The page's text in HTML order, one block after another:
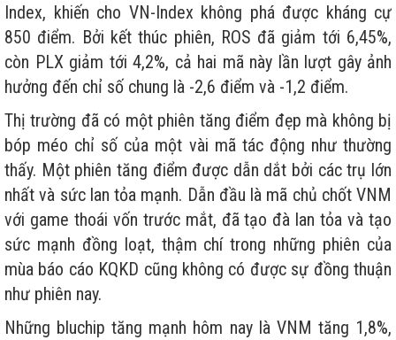
Index, khiến cho VN-Index không phá được kháng cự
850 điểm. Bởi kết thúc phiên, ROS đã giảm tới 6,45%,
còn PLX giảm tới 4,2%, cả hai mã này lần lượt gây ảnh
hưởng đến chỉ số chung là -2,6 điểm và -1,2 điểm.
Thị trường đã có một phiên tăng điểm đẹp mà không bị
bóp méo chỉ số của một vài mã tác động như thường
thấy. Một phiên tăng điểm được dẫn dắt bởi các trụ lớn
nhất và sức lan tỏa mạnh. Dẫn đầu là mã chủ chốt VNM
với game thoái vốn trước mắt, đã tạo đà lan tỏa và tạo
sức mạnh đồng loạt, thậm chí trong những phiên của
mùa báo cáo KQKD cũng không có được sự đồng thuận
như phiên nay.
Những bluchip tăng mạnh hôm nay là VNM tăng 1,8%,